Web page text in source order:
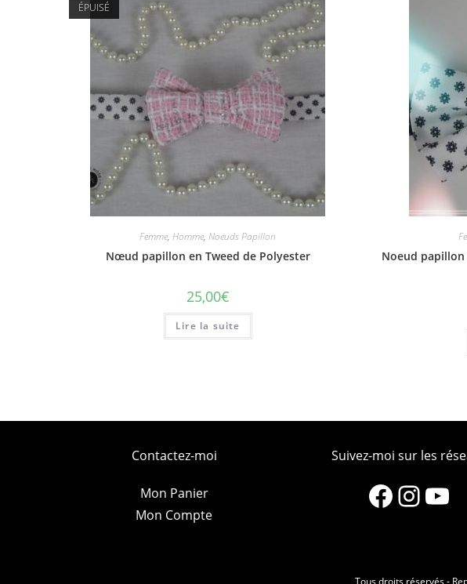
ÉPUISÉ
Femme,Homme,Noeuds Papillon
Nœud papillon en Tweed de Polyester
25,00€
Lire la suite
Noeud
Contactez-moi
Mon Panier
Mon Compte
Suivez-moi sur les
FacebookInstagram
YouTube
Tous droits réservés -